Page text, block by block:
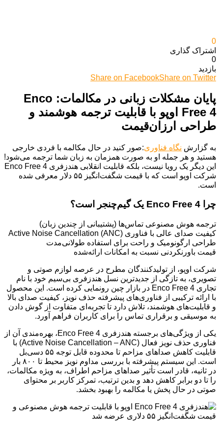
0
اشتراک گذاری‌
0
بازدید
Share on FacebookShare on Twitter
پایان مشکلات زبانی در مکالمات: Enco
Free 4 اوپو با قابلیت ترجمه هوشمند و
طراحی ارزان‌قیمت
به گزارش نگاه فناوری:صور کنید در حال مکالمه با فردی خارجی
هستید و هر جمله او به صورت همزمان به زبان شما ترجمه می‌شود!
این دیگر یک رویا نیست، بلکه قابلیت انقلابی هندزفری Enco Free 4
شرکت اوپو است که با قیمت شگفت‌انگیز ۵۵ دلار معرفی شده
است.
چرا Enco Free 4 یک گیم‌چنجر است؟
ترجمه هوش مصنوعی تماس‌ها (پشتیبانی از چندین زبان)
کیفیت صدای عالی با فناوری Active Noise Cancellation (ANC)
طراحی ارگونومیک و راحت برای استفاده طولانی‌مدت
قیمت باورنکردنی نسبت به امکانات ارائه‌شده
شرکت اوپو، از تولیدکنندگان مطرح در عرصه لوازم صوتی و
تصویری، به تازگی از جدیدترین نسل هندزفری بی‌سیم خود با نام
تجاری Enco Free 4 در بازار چین رونمایی کرده است. این محصول
با ارائه ترکیبی از فناوری‌های پیشرفته حذف نویز، کیفیت صدای بالا
و قابلیت‌های هوشمند، تلاش دارد تا تجربه‌ای متفاوت از گوش دادن
به موسیقی و برقراری تماس را برای کاربران فراهم آورد.
یکی از ویژگی‌های برجسته هندزفری Enco Free 4، بهره‌مندی آن از
فناوری حذف نویز فعال (Active Noise Cancellation – ANC) با
قابلیت کاهش صداهای مزاحم تا محدوده قابل توجه ۵۵ دسی‌بل
است. این سیستم پیشرفته با بررسی مداوم نویز محیط تا ۸۰۰ بار
در ثانیه، قادر است تأثیر صداهای مزاحم اطراف، به ویژه مکالمات،
را تا دو برابر کاهش دهد و بدین ترتیب، تمرکز کاربر بر محتوای
صوتی در حال پخش یا مکالمه را بهبود بخشد.